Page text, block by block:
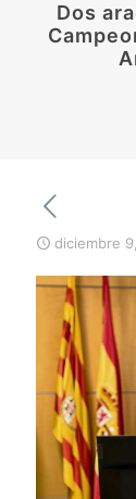
Dos
diciembre